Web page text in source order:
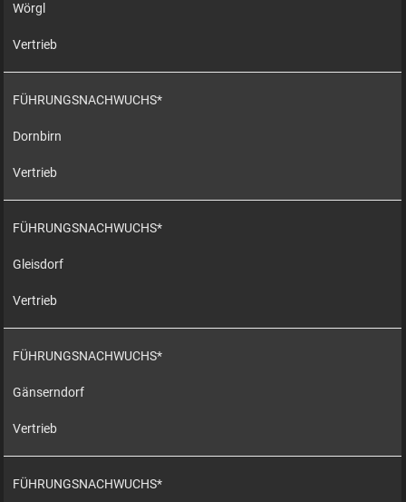
Wörgl
Vertrieb
FÜHRUNGSNACHWUCHS*
Dornbirn
Vertrieb
FÜHRUNGSNACHWUCHS*
Gleisdorf
Vertrieb
FÜHRUNGSNACHWUCHS*
Gänserndorf
Vertrieb
FÜHRUNGSNACHWUCHS*